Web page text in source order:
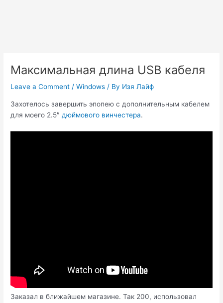
Максимальная длина USB кабеля
Leave a Comment /Windows / By Изя Лайф
Захотелось завершить эпопею с дополнительным кабелем
для моего 2.5″ дюймового винчестера.
Заказал в ближайшем магазине. Так 200, использовал